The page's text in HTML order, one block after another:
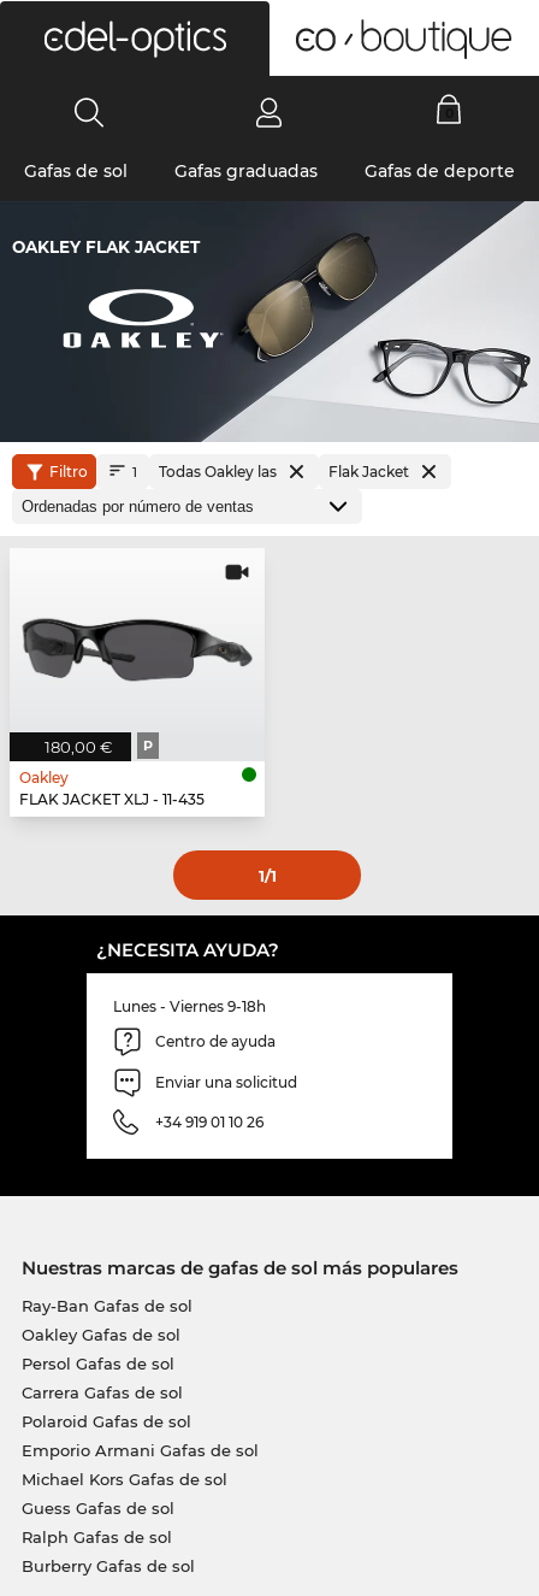
Gafas de sol Gafas graduadas Gafas de deporte
OAKLEY FLAK JACKET
Filtro 1 Todas Oakley las Flak Jacket
180,00 € P
Oakley
FLAK JACKET XLJ - 11-435
1/1
¿NECESITA AYUDA?
Lunes - Viernes 9-18h
Centro de ayuda
Enviar una solicitud
+34 919 01 10 26
Nuestras marcas de gafas de sol más populares
Ray-Ban Gafas de sol
Oakley Gafas de sol
Persol Gafas de sol
Carrera Gafas de sol
Polaroid Gafas de sol
Emporio Armani Gafas de sol
Michael Kors Gafas de sol
Guess Gafas de sol
Ralph Gafas de sol
Burberry Gafas de sol